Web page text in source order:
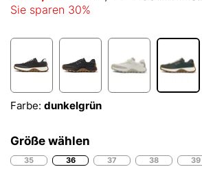
Sie sparen 30%
Farbe: dunkelgrün
Größe wählen
35 36 37 38 39